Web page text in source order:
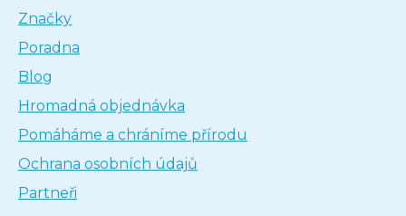
Značky
Poradna
Blog
Hromadná objednávka
Pomáháme a chráníme přírodu
Ochrana osobních údajů
Partneři